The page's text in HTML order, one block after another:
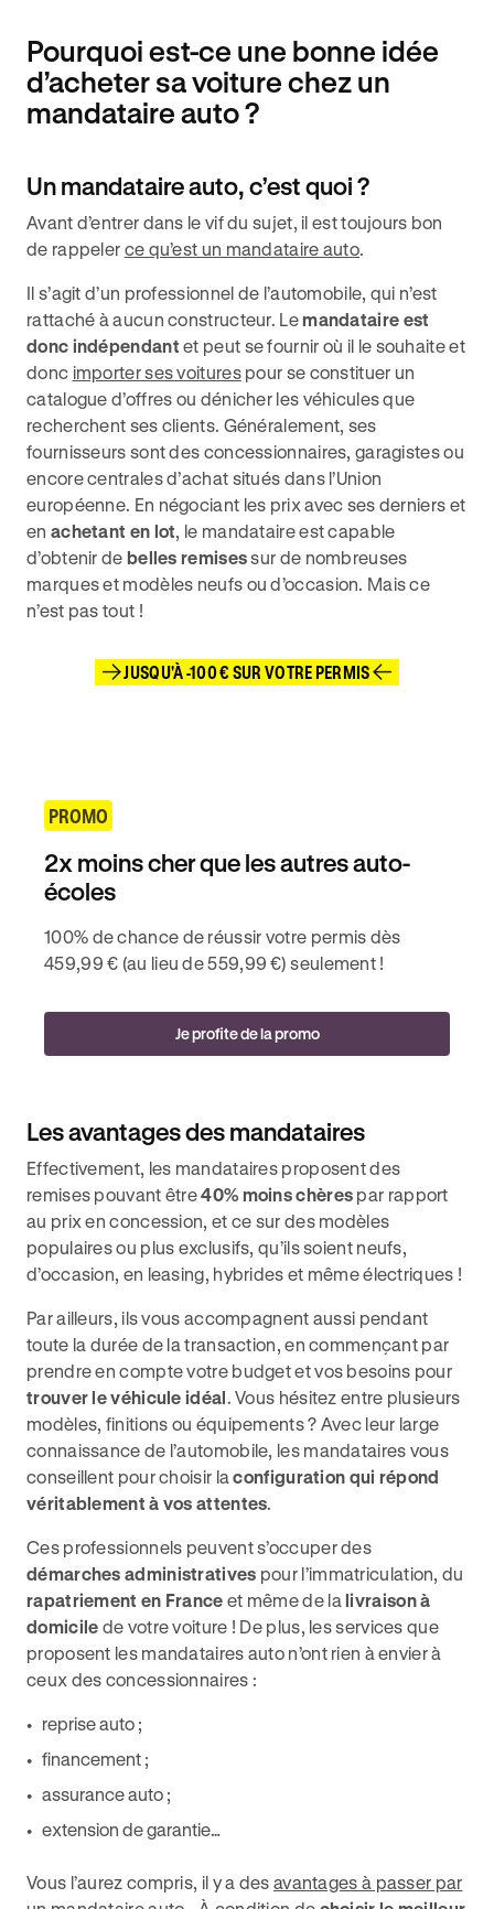
Pourquoi est-ce une bonne idée
d’acheter sa voiture chez un
mandataire auto ?
Un mandataire auto, c’est quoi ?
Avant d’entrer dans le vif du sujet, il est toujours bon
de rappeler ce qu’est un mandataire auto.
Il s’agit d’un professionnel de l’automobile, qui n’est
rattaché à aucun constructeur. Lemandataire est
donc indépendant et peut se fournir où il le souhaite et
donc importer ses voiturespour se constituer un
catalogue d’offres ou dénicher les véhicules que
recherchent ses clients. Généralement, ses
fournisseurs sont des concessionnaires, garagistes ou
encore centrales d’achat situés dans l’Union
européenne. En négociant les prix avec ses derniers et
en achetant en lot, le mandataire est capable
d’obtenir de belles remisessur de nombreuses
marques et modèles neufs ou d’occasion. Mais ce
n’est pas tout !
JUSQU'À -100 € SUR VOTRE PERMIS
PROMO
2x moins cher que les autres auto-
écoles
100% de chance de réussir votre permis dès
459,99 € (au lieu de 559,99 €) seulement !
Je profite de la promo
Les avantages des mandataires
Effectivement, les mandataires proposent des
remises pouvant être40% moins chères par rapport
au prix en concession, et ce sur des modèles
populaires ou plus exclusifs, qu’ils soient neufs,
d’occasion, en leasing, hybrides et même électriques !
Par ailleurs, ils vous accompagnent aussi pendant
toute la durée de la transaction, en commençant par
prendre en compte votre budget et vos besoins pour
trouver le véhicule idéal. Vous hésitez entre plusieurs
modèles, finitions ou équipements ? Avec leur large
connaissance de l’automobile, les mandataires vous
conseillent pour choisir laconfiguration qui répond
véritablement à vos attentes.
Ces professionnels peuvent s’occuper des
démarches administratives pour l’immatriculation, du
rapatriement en France et même de lalivraison à
domicile de votre voiture ! De plus, les services que
proposent les mandataires auto n’ont rien à envier à
ceux des concessionnaires :
reprise auto ;
financement ;
assurance auto ;
extension de garantie…
Vous l’aurez compris, il y a des avantages à passer par